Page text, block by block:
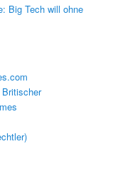
Big Tech will ohne